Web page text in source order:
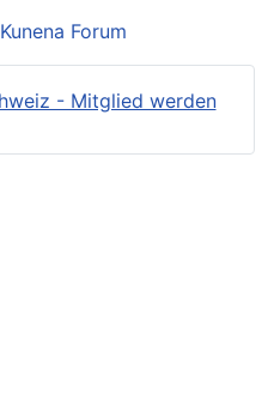
Kunena Forum